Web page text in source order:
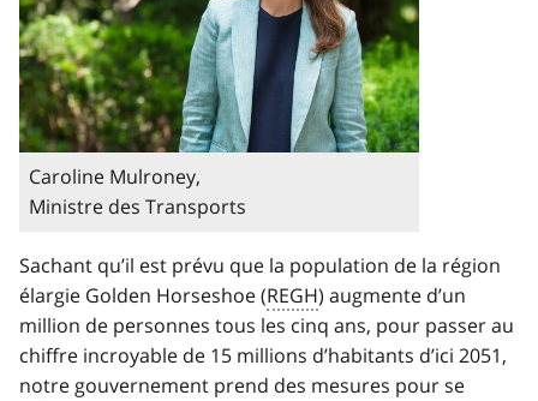
Caroline Mulroney,
Ministre des Transports
Sachant qu’il est prévu que la population de la région
élargie Golden Horseshoe(REGH) augmente d’un
million de personnes tous les cinq ans, pour passer au
chiffre incroyable de 15 millions d’habitants d’ici 2051,
notre gouvernement prend des mesures pour se